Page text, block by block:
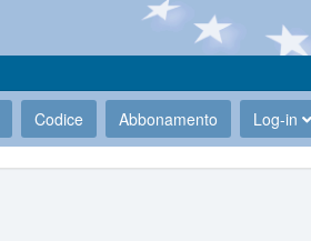
Codice Abbonamento Log-in